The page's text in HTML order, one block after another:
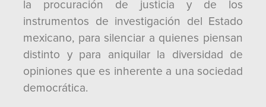
la procuración de justicia y de los
instrumentos de investigación del Estado
mexicano, para silenciar a quienes piensan
distinto y para aniquilar la diversidad de
opiniones que es inherente a una sociedad
democrática.